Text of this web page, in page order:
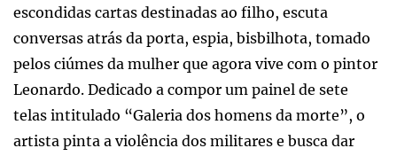
escondidas cartas destinadas ao filho, escuta
conversas atrás da porta, espia, bisbilhota, tomado
pelos ciúmes da mulher que agora vive com o pintor
Leonardo. Dedicado a compor um painel de sete
telas intitulado “Galeria dos homens da morte”, o
artista pinta a violência dos militares e busca dar